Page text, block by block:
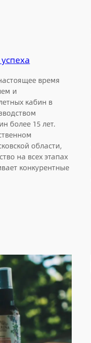
время
и
кабин в
более 15 лет.
области,
на всех этапах
конкурентные